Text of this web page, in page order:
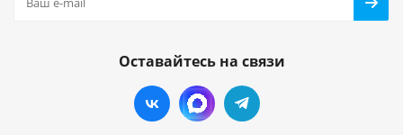
Оставайтесь на связи